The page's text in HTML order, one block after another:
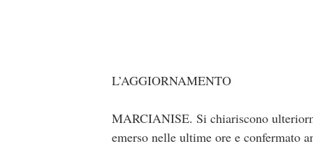
L’AGGIORNAMENTO
MARCIANISE. Si chiariscono
emerso nelle ultime ore e confermato